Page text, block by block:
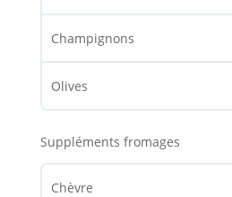
Champignons
Olives
Suppléments fromages
Chèvre